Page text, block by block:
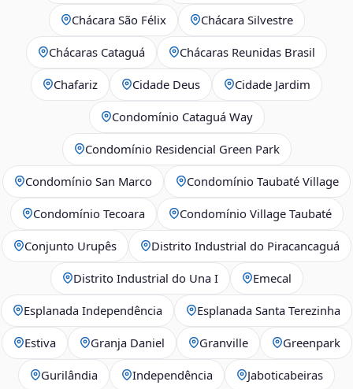
Chácara São Félix Chácara Silvestre
Chácaras Cataguá Chácaras Reunidas Brasil
Chafariz Cidade Deus Cidade Jardim
Condomínio Cataguá Way
Condomínio Residencial Green Park
Condomínio San Marco Condomínio Taubaté Village
Condomínio Tecoara Condomínio Village Taubaté
Conjunto Urupês Distrito Industrial do Piracancaguá
Distrito Industrial do Una I Emecal
Esplanada Independência Esplanada Santa Terezinha
Estiva Granja Daniel Granville Greenpark
Gurilândia Independência Jaboticabeiras